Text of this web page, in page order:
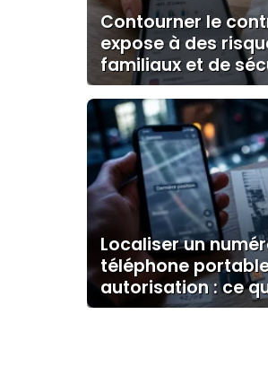
Contourner le
expose à des
familiaux et de
Localiser un
téléphone
autorisation : ce
gratuits